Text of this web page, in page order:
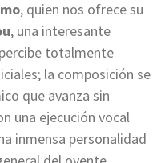
, quien nos ofrece su
, una interesante
totalmente
la composición se
que avanza sin
una ejecución vocal
inmensa personalidad